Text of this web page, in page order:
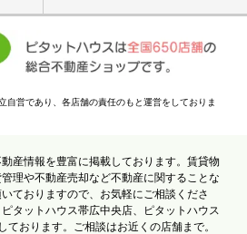
自営であり、各店舗の責任のもと運営をしておりま
産情報を豊富に掲載しております。賃貸物
理や不動産売却など不動産に関することな
ておりますので、お気軽にご相談くださ
タットハウス帯広中央店、ピタットハウス
ております。ご相談はお近くの店舗まで。